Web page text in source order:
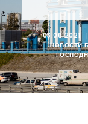
SEARCH
03.06.2021 |
НОВОСТИ